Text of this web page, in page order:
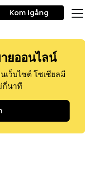
Kom igång
ยออนไลน์
เว็บไซต์ โซเชียลมี
กี่นาที